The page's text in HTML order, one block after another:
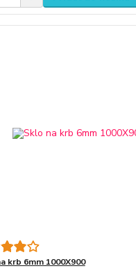
krb 6mm 1000X900